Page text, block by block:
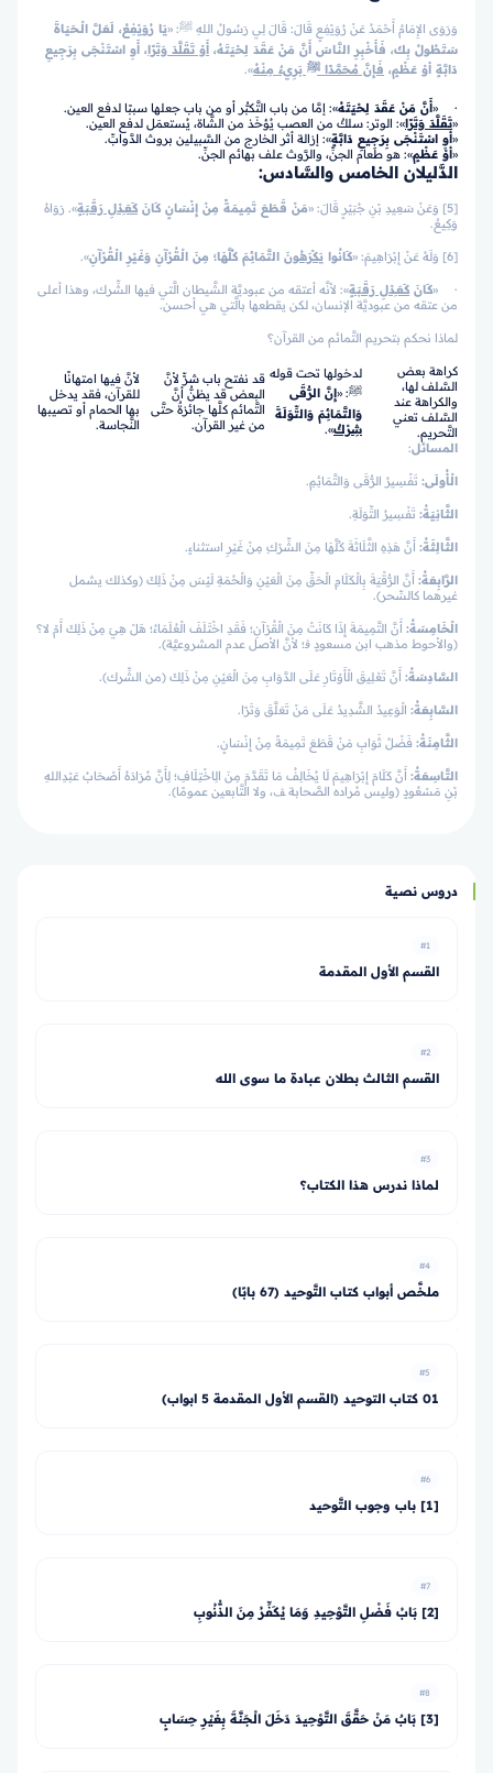
وَرَوَى الإِمَامُ أَحْمَدُ عَنْ رُوَيْفِعٍ قَالَ: قَالَ لِي رَسُولُ اللهِ ﷺ: «يَا رُوَيْفِعُ، لَعَلَّ الْـحَيَاةَ
سَتَطُولُ بِكَ، فَأَخْبِرِ النَّاسَ أَنَّ مَنْ عَقَدَ لِحْيَتَهُ، أَوْ تَقَلَّدَ وَتَرًا، أَوِ اسْتَنْجَى بِرَجِيعِ
دَابَّةٍ أوْ عَظْمٍ، فَإِنَّ مُحَمَّدًا ﷺ بَرِيءٌ مِنْهُ».
· «أَنَّ مَنْ عَقَدَ لِحْيَتَهُ»: إمَّا من باب التَّكبُّر أو من باب جعلها سببًا لدفع العين.
«تَقَلَّدَ وَتَرًا»: الوتر: سلكٌ من العصب يُؤخَذ من الشَّاة، يُستعمَل لدفع العين.
«أَوِ اسْتَنْجَى بِرَجِيعِ دَابَّةٍ»: إزالة أثر الخارج من السَّبيلين بروث الدَّوابِّ.
«أوْ عَظْمٍ»: هو طعام الجنِّ، والرَّوث علف بهائم الجنِّ.
الدَّليلان الخامس والسَّادس:
[5] وَعَنْ سَعِيدِ بْنِ جُبَيْرٍ قَالَ: « مَنْ قَطَعَ تَمِيمَةً مِنْ إِنْسَانٍ كَانَ كَعَـِدْلِ رَقَبَةٍ». رَوَاهُ
وَكِيعٌ.
[6] وَلَهُ عَنْ إِبْرَاهِيمَ: « كَانُوا يَكْرَهُونَ التَّمَائِمَ كُلَّهَا؛ مِنَ الْقُرْآنِ وَغَيْرِ الْقُرْآنِ».
· «كَانَ كَعَـِدْلِ رَقَبَةٍ»: لأنَّه أعتقه من عبوديَّة الشَّيطان الَّتي فيها الشِّرك، وهذا أعلى
من عتقه من عبوديَّة الإنسان، لكن يقطعها بالَّتي هي أحسن.
لماذا نحكم بتحريم التَّمائم من القرآن؟
كراهة بعض
السَّلف لها،
والكراهة عند
السَّلف تعني
التَّحريم.
لدخولها تحت قوله
ﷺ: «إِنَّ الرُّقَى
وَالتَّمَائِمَ وَالتِّوَلَةَ
شِرْكٌ».
قد نفتح باب شرٍّ لأنَّ
البعض قد يظنُّ أنَّ
التَّمائم كلَّها جائزةٌ حتَّى
من غير القرآن.
لأنَّ فيها امتهانًا
للقرآن، فقد يدخل
بها الحمام أو تصيبها
النَّجاسة.
المسائل:
الْأُولَى: تَفْسِيرُ الرُّقَى وَالتَّمَائِمِ.
الثَّانِيَةُ: تَفْسِيرُ التِّوَلَةِ.
الثَّالِثَةُ: أَنَّ هَذِهِ الثَّلَاثَةَ كُلَّهَا مِنَ الشِّرْكِ مِنْ غَيْرِ استثناءٍ.
الرَّابِعَةُ: أَنَّ الرُّقْيَةَ بِالْكَلَامِ الْحَقِّ مِنَ الْعَيْنِ وَالْحُمَةِ لَيْسَ مِنْ ذَلِكَ (وكذلك يشمل
غيرهما كالسِّحر).
الْخَامِسَةُ: أَنَّ التَّمِيمَةَ إِذَا كَانَتْ مِنَ الْقُرْآنِ؛ فَقَدِ اخْتَلَفَ الْعُلَمَاءُ؛ هَلْ هِيَ مِنْ ذَلِكَ أَمْ لا؟
(والأحوط مذهب ابن مسعودٍ ﭬ؛ لأنَّ الأصل عدم المشروعيَّة).
السَّادِسَةُ: أَنَّ تَعْلِيقَ الْأَوْتَارِ عَلَى الدَّوَابِ مِنَ الْعَيْنِ مِنْ ذَلِكَ (من الشِّرك).
السَّابِعَةُ: الْوَعِيدُ الشَّدِيدُ عَلَى مَنْ تَعَلَّقَ وَتَرًا.
الثَّامِنَةُ: فَضْلُ ثَوَابِ مَنْ قَطَعَ تَمِيمَةً مِنْ إِنْسَانٍ.
التَّاسِعَةُ: أَنَّ كَلَامَ إِبْرَاهِيمَ لَا يُخَالِفُ مَا تَقَدَّمَ مِنَ الِاخْتِلَافِ؛ لِأَنَّ مُرَادَهُ أَصْحَابُ عَبْدِاللهِ
بْنِ مَسْعُودٍ (وليس مُراده الصَّحابة ﭫ، ولا التَّابعين عمومًا).
دروس نصية
#1
القسم الأول المقدمة
#2
القسم الثالث بطلان عبادة ما سوى الله
#3
لماذا ندرس هذا الكتاب؟
#4
ملخَّص أبواب كتاب التَّوحيد (67 بابًا)
#5
01 كتاب التوحيد (القسم الأول المقدمة 5 ابواب)
#6
[1] باب وجوب التَّوحيد
#7
[2] بَابُ فَضْلِ التَّوْحِيدِ وَمَا يُكَفِّرُ مِنَ الذُّنُوبِ
#8
[3] بَابٌ مَنْ حَقَّقَ التَّوْحِيدَ دَخَلَ الْجَنَّةَ بِغَيْرِ حِسَابٍ